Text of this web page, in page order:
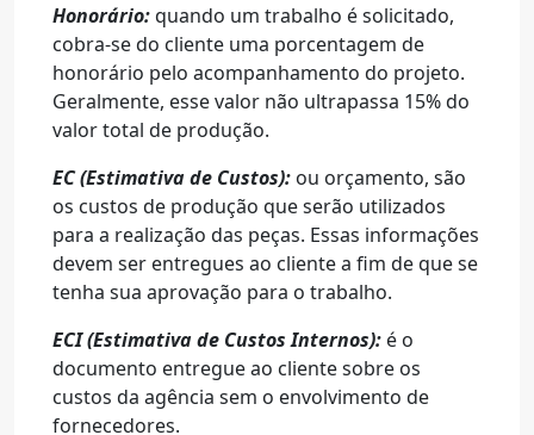
Honorário:quando um trabalho é solicitado,
cobra-se do cliente uma porcentagem de
honorário pelo acompanhamento do projeto.
Geralmente, esse valor não ultrapassa 15% do
valor total de produção.
EC (Estimativa de Custos): ou orçamento, são
os custos de produção que serão utilizados
para a realização das peças. Essas informações
devem ser entregues ao cliente a fim de que se
tenha sua aprovação para o trabalho.
ECI (Estimativa de Custos Internos): é o
documento entregue ao cliente sobre os
custos da agência sem o envolvimento de
fornecedores.